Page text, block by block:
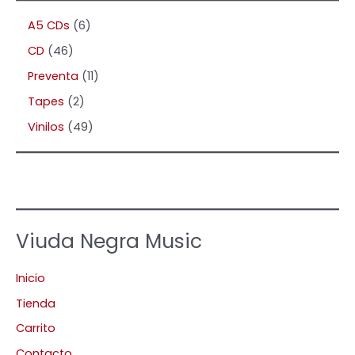
A5 CDs 6
CD 46
Preventa 11
Tapes 2
Vinilos 49
Viuda Negra Music
Inicio
Tienda
Carrito